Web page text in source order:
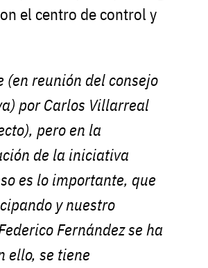
el centro de control y
(en reunión del consejo
por Carlos Villarreal
pero en la
de la iniciativa
es lo importante, que
y nuestro
Fernández se ha
ello, se tiene